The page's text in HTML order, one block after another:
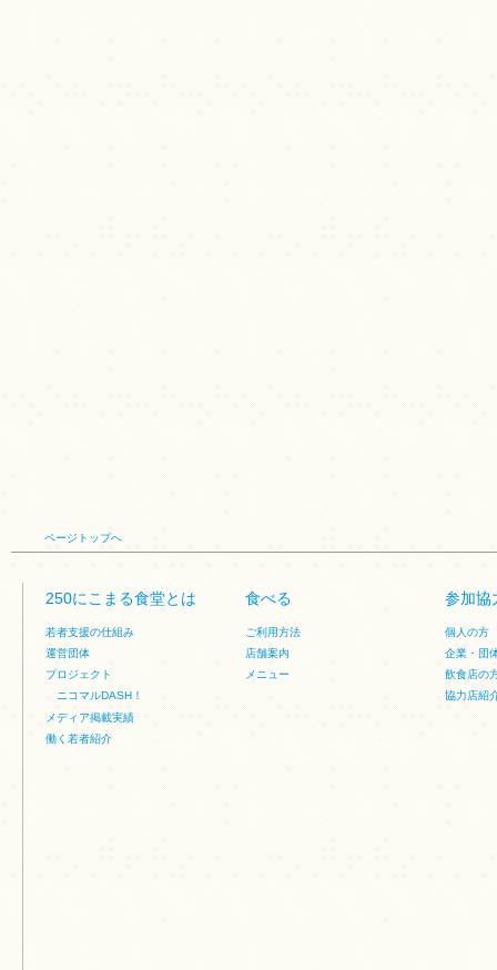
ページトップへ
250にこまる食堂とは
若者支援の仕組み
運営団体
プロジェクト
ニコマルDASH！
メディア掲載実績
働く若者紹介
食べる
ご利用方法
店舗案内
メニュー
参加協
個人の方
企業・団
飲食店の
協力店紹